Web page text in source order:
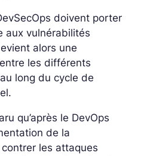
doivent porter
aux vulnérabilités
alors une
les différents
long du cycle de
qu’après le DevOps
de la
les attaques